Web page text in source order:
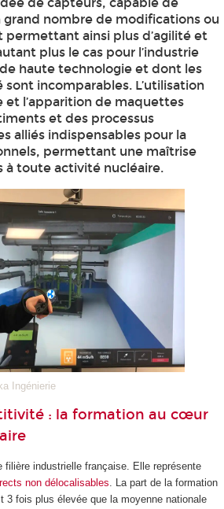
de capteurs, capable de
grand nombre de modifications ou
ainsi plus d’agilité et
plus le cas pour l’industrie
haute technologie et dont les
incomparables. L’utilisation
et l’apparition de maquettes
et des processus
alliés indispensables pour la
permettant une maîtrise
à toute activité nucléaire.
Ingénierie
: la formation au cœur
filière industrielle française. Elle représente
non délocalisables. La part de la formation
3 fois plus élevée que la moyenne nationale